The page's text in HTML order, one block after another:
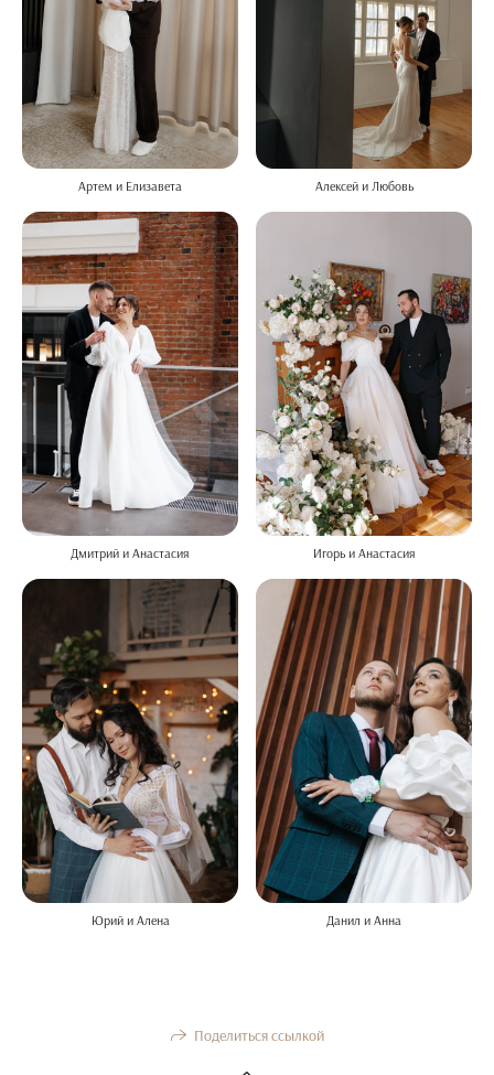
Артем и Елизавета Алексей и Любовь
Игорь и Анастасия
Дмитрий и Анастасия
Юрий и Алена Данил и Анна
Поделиться ссылкой